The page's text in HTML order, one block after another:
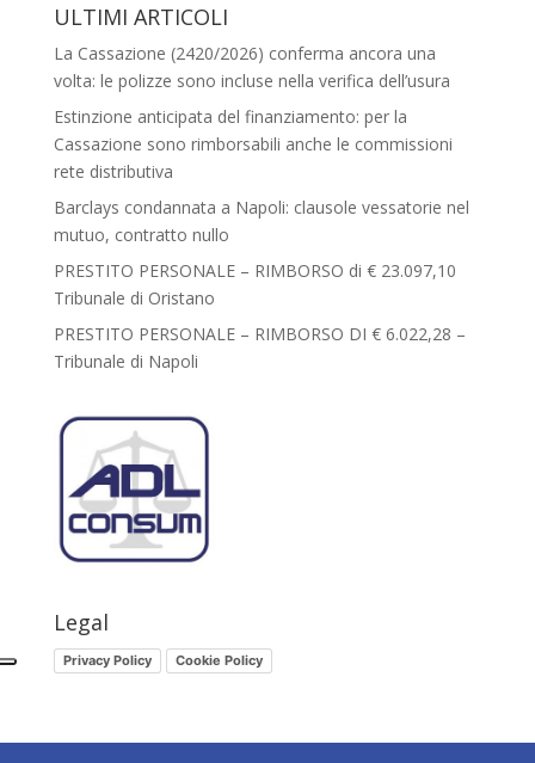
ULTIMI ARTICOLI
La Cassazione (2420/2026) conferma ancora una
volta: le polizze sono incluse nella verifica dell’usura
Estinzione anticipata del finanziamento: per la
Cassazione sono rimborsabili anche le commissioni
rete distributiva
Barclays condannata a Napoli: clausole vessatorie nel
mutuo, contratto nullo
PRESTITO PERSONALE – RIMBORSO di € 23.097,10
Tribunale di Oristano
PRESTITO PERSONALE – RIMBORSO DI € 6.022,28 –
Tribunale di Napoli
Legal
Privacy Policy Cookie Policy